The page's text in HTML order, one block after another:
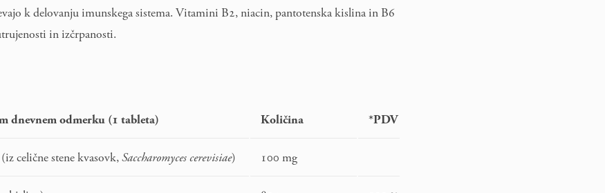
k delovanju imunskega sistema. Vitamini B2, niacin, pantotenska kislina in B6
in izčrpanosti.
dnevnem odmerku (1 tableta) Količina *PDV
celične stene kvasovk,Saccharomyces cerevisiae) 100 mg